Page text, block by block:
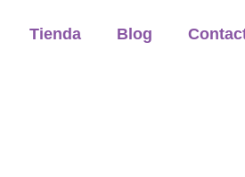
Tienda Blog